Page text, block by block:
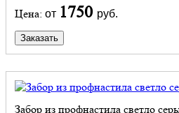
Цена: от 1750 руб.
Заказать
Забор из профнастила светло